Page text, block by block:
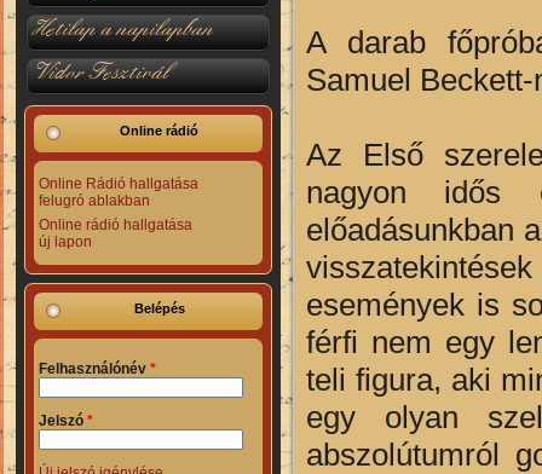
Hetilap a napilapban
Vidor Fesztivál
Online rádió
Online Rádió hallgatása
felugró ablakban
Online rádió hallgatása
új lapon
Belépés
Felhasználónév *
Jelszó *
A darab
Samuel
Az Első
nagyon idős
előadásunkban
események is
férfi nem egy
teli figura, aki
egy olyan
abszolútumról